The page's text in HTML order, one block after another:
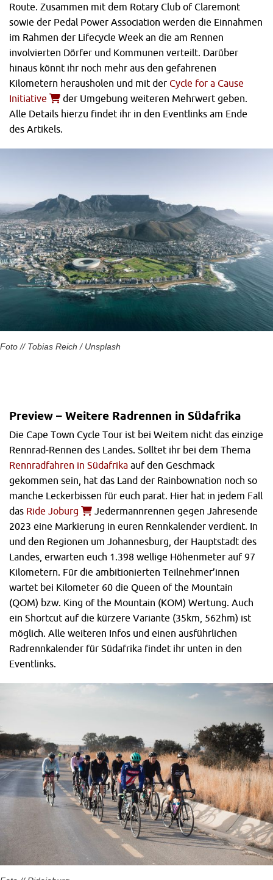
Route. Zusammen mit dem Rotary Club of Claremont
sowie der Pedal Power Association werden die Einnahmen
im Rahmen der Lifecycle Week an die am Rennen
involvierten Dörfer und Kommunen verteilt. Darüber
hinaus könnt ihr noch mehr aus den gefahrenen
Kilometern herausholen und mit der Cycle for a Cause
Initiative
der Umgebung weiteren Mehrwert geben.
Alle Details hierzu findet ihr in den Eventlinks am Ende
des Artikels.
Foto // Tobias Reich / Unsplash
Preview – Weitere Radrennen in Südafrika
Die Cape Town Cycle Tour ist bei Weitem nicht das einzige
Rennrad-Rennen des Landes. Solltet ihr bei dem Thema
Rennradfahren in Südafrika auf den Geschmack
gekommen sein, hat das Land der Rainbownation noch so
manche Leckerbissen für euch parat. Hier hat in jedem Fall
das Ride Joburg
Jedermannrennen gegen Jahresende
2023 eine Markierung in euren Rennkalender verdient. In
und den Regionen um Johannesburg, der Hauptstadt des
Landes, erwarten euch 1.398 wellige Höhenmeter auf 97
Kilometern. Für die ambitionierten Teilnehmer’innen
wartet bei Kilometer 60 die Queen of the Mountain
(QOM) bzw. King of the Mountain (KOM) Wertung. Auch
ein Shortcut auf die kürzere Variante (35km, 562hm) ist
möglich. Alle weiteren Infos und einen ausführlichen
Radrennkalender für Südafrika findet ihr unten in den
Eventlinks.